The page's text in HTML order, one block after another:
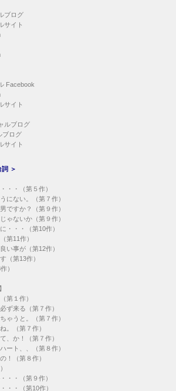
ブログ
サイト
Facebook
サイト
ルブログ
ブログ
サイト
＞
・・（第５作）
にない。（第７作）
ですか？（第９作）
ゃないか（第９作）
・・・（第10作）
第11作）
い事が（第12作）
（第13作）
）
】
第１作）
ず来る（第７作）
ゃうと。（第７作）
。（第７作）
、か！（第７作）
ート、、（第８作）
！（第８作）
・・（第９作）
・・（第10作）